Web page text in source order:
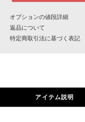
オプションの値段詳細
返品について
特定商取引法に基づく表記
アイテム説明